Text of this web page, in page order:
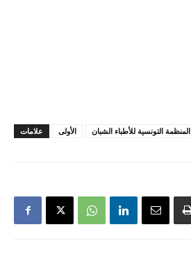
علامات الأولى المنظمة التونسية للأطباء الشبان